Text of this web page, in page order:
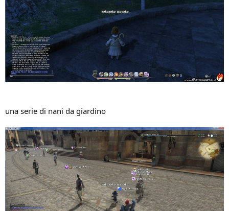
una serie di nani da giardino